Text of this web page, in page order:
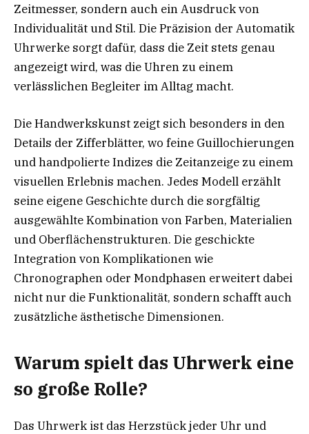
Zeitmesser, sondern auch ein Ausdruck von
Individualität und Stil. Die Präzision der Automatik
Uhrwerke sorgt dafür, dass die Zeit stets genau
angezeigt wird, was die Uhren zu einem
verlässlichen Begleiter im Alltag macht.
Die Handwerkskunst zeigt sich besonders in den
Details der Zifferblätter, wo feine Guillochierungen
und handpolierte Indizes die Zeitanzeige zu einem
visuellen Erlebnis machen. Jedes Modell erzählt
seine eigene Geschichte durch die sorgfältig
ausgewählte Kombination von Farben, Materialien
und Oberflächenstrukturen. Die geschickte
Integration von Komplikationen wie
Chronographen oder Mondphasen erweitert dabei
nicht nur die Funktionalität, sondern schafft auch
zusätzliche ästhetische Dimensionen.
Warum spielt das Uhrwerk eine
so große Rolle?
Das Uhrwerk ist das Herzstück jeder Uhr und